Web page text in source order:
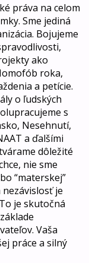
práva na celom
Sme jediná
Bojujeme
ako
roka,
a petície.
o ľudských
s
Nesehnutí,
a ďalšími
dôležité
nie sme
“materskej”
je
je skutočná
Vaša
práce a silný